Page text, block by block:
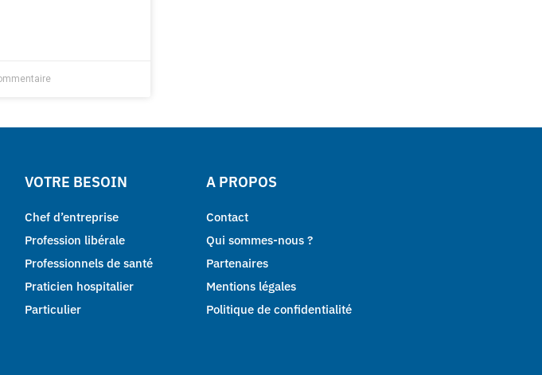
VOTRE BESOIN
Chef d’entreprise
Profession libérale
Professionnels de santé
Praticien hospitalier
Particulier
A PROPOS
Contact
Qui sommes-nous ?
Partenaires
Mentions légales
Politique de confidentialité